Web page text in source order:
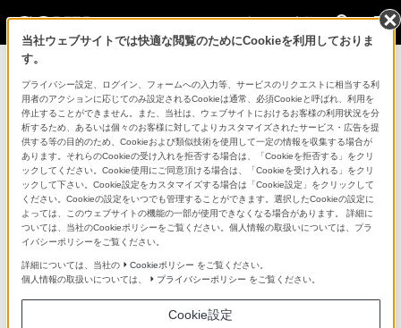
法人のお客様
コンスーマー製品に関するお問い合わせ
製品に関する重要なお知らせ
プロフェッショナル／業務用製品に関
するサポート・お問い合わせ
専用窓口のある業務用商品に関するお問い合わせ
以下の製品・サービスは専用窓口がございます。対象の
アイコンをクリックしてリンク先の窓口よりお問い合わ
当社ウェブサイトでは快適な閲覧のためにCookieを利用しておりま
す。
プライバシー設定、ログイン、フォームへの入力等、サービスのリクエストに相当する利
用者のアクションに応じてのみ設定されるCookieは通常、必須Cookieと呼ばれ、利用を
停止することができません。また、当社は、ウェブサイトにおけるお客様の利用状況を分
析するため、あるいは個々のお客様に対してよりカスタマイズされたサービス・広告を提
供する等の目的のため、Cookieおよび類似技術を使用して一定の情報を収集する場合が
あります。それらのCookieの受け入れを拒否する場合は、「Cookieを拒否する」をクリ
ックしてください。Cookie使用にご同意頂ける場合は、「Cookieを受け入れる」をクリ
ックして下さい。Cookie設定をカスタマイズする場合は「Cookie設定」をクリックして
ください。Cookieの設定をいつでも管理することができます。選択したCookieの設定に
よっては、このウェブサイトの機能の一部が使用できなくなる場合があります。 詳細に
ついては、当社のCookieポリシーをご覧ください。個人情報の取扱いについては、プラ
イバシーポリシーをご覧ください。
詳細については、当社の Cookieポリシー をご覧ください。
個人情報の取扱いについては、
プライバシーポリシー をご覧ください。
Cookie設定